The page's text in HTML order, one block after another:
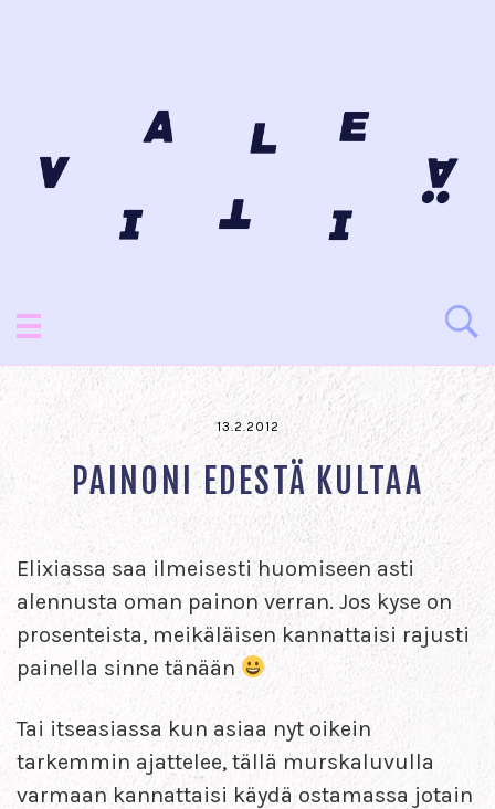
13.2.2012
PAINONI EDESTÄ KULTAA
Elixiassa saa ilmeisesti huomiseen asti
alennusta oman painon verran. Jos kyse on
prosenteista, meikäläisen kannattaisi rajusti
painella sinne tänään
Tai itseasiassa kun asiaa nyt oikein
tarkemmin ajattelee, tällä murskaluvulla
varmaan kannattaisi käydä ostamassa jotain